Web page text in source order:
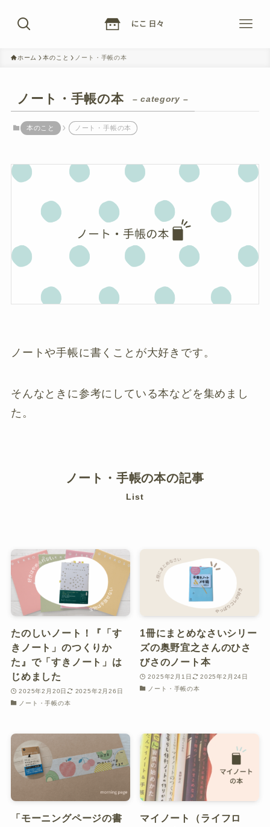
ホーム 本のこと ノート・手帳の本
ノート・手帳の本 – category –
本のこと ノート・手帳の本
ノートや手帳に書くことが大好きです。
そんなときに参考にしている本などを集めまし
た。
ノート・手帳の本の記事
List
たのしいノート！『「す
きノート」のつくりか
た』で「すきノート」は
じめました
2025年2月20日
2025年2月26日
ノート・手帳の本
1冊にまとめなさいシリー
ズの奥野宜之さんのひさ
びさのノート本
2025年2月1日
2025年2月24日
ノート・手帳の本
「モーニングページの書
マイノート（ライフロ